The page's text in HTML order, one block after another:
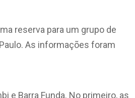
reserva para um grupo de
As informações foram
e Barra Funda. No primeiro, as